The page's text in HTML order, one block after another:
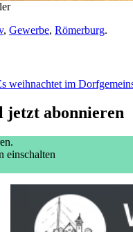
, Gewerbe, Römerburg.
weihnachtet im
jetzt abonnieren
einschalten